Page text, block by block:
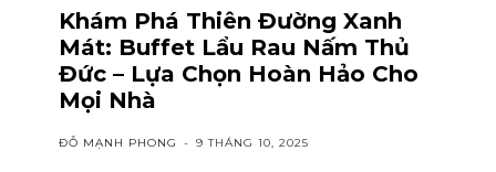
Khám Phá Thiên Đường Xanh
Mát: Buffet Lẩu Rau Nấm Thủ
Đức – Lựa Chọn Hoàn Hảo Cho
Mọi Nhà
ĐỖ MẠNH PHONG - 9 THÁNG 10, 2025